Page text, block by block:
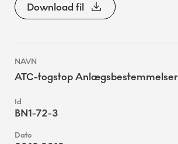
Download fil
ATC-togstop Anlægsbestemmelser
BN1-72-3